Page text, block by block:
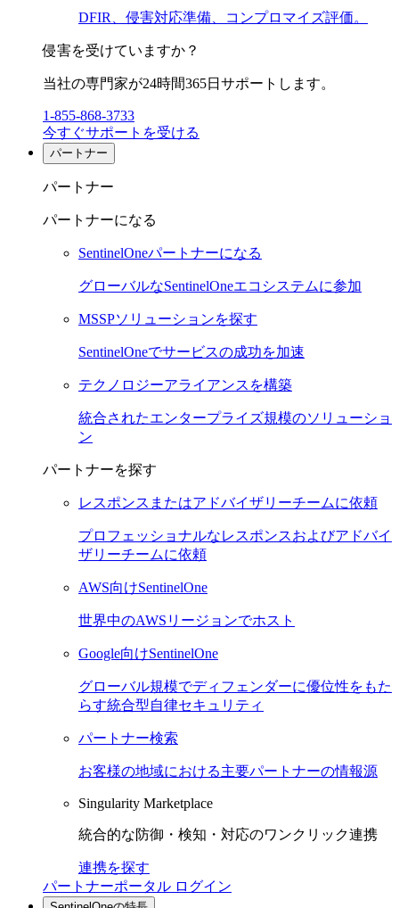
DFIR、侵害対応準備、コンプロマイズ評価。
侵害を受けていますか？
当社の専門家が24時間365日サポートします。
1-855-868-3733
今すぐサポートを受ける
パートナー
パートナー
パートナーになる
SentinelOneパートナーになる
グローバルなSentinelOneエコシステムに参加
MSSPソリューションを探す
SentinelOneでサービスの成功を加速
テクノロジーアライアンスを構築
統合されたエンタープライズ規模のソリューショ
ン
パートナーを探す
レスポンスまたはアドバイザリーチームに依頼
プロフェッショナルなレスポンスおよびアドバイ
ザリーチームに依頼
AWS向けSentinelOne
世界中のAWSリージョンでホスト
Google向けSentinelOne
グローバル規模でディフェンダーに優位性をもた
らす統合型自律セキュリティ
パートナー検索
お客様の地域における主要パートナーの情報源
Singularity Marketplace
統合的な防御・検知・対応のワンクリック連携
連携を探す
パートナーポータル ログイン